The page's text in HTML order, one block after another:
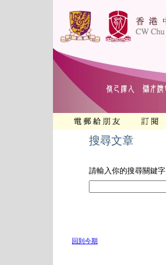
搜尋文章
請輸入你的搜尋關鍵字
回到今期